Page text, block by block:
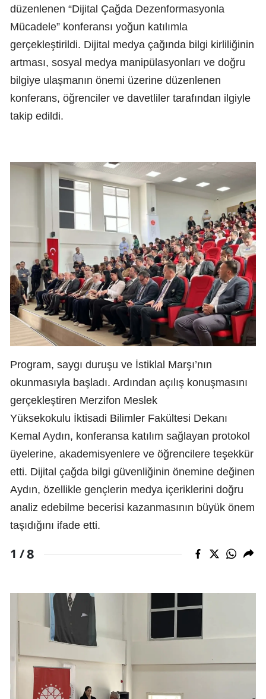
düzenlenen “Dijital Çağda Dezenformasyonla
Mücadele” konferansı yoğun katılımla
gerçekleştirildi. Dijital medya çağında bilgi kirliliğinin
artması, sosyal medya manipülasyonları ve doğru
bilgiye ulaşmanın önemi üzerine düzenlenen
konferans, öğrenciler ve davetliler tarafından ilgiyle
takip edildi.
Program, saygı duruşu ve İstiklal Marşı’nın
okunmasıyla başladı. Ardından açılış konuşmasını
gerçekleştiren Merzifon Meslek
Yüksekokulu İktisadi Bilimler Fakültesi Dekanı
Kemal Aydın, konferansa katılım sağlayan protokol
üyelerine, akademisyenlere ve öğrencilere teşekkür
etti. Dijital çağda bilgi güvenliğinin önemine değinen
Aydın, özellikle gençlerin medya içeriklerini doğru
analiz edebilme becerisi kazanmasının büyük önem
taşıdığını ifade etti.
1 /8